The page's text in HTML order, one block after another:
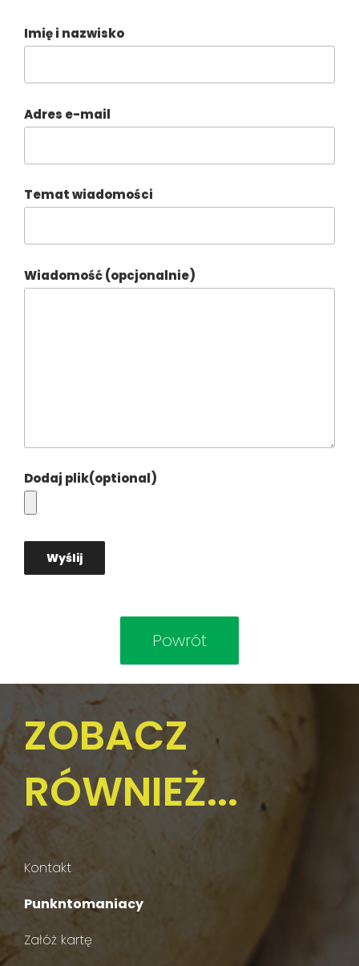
Imię i nazwisko
Adres e-mail
Temat wiadomości
Wiadomość (opcjonalnie)
Dodaj plik(optional)
ZOBACZ
RÓWNIEŻ...
Kontakt
Punkntomaniacy
Załóż kartę